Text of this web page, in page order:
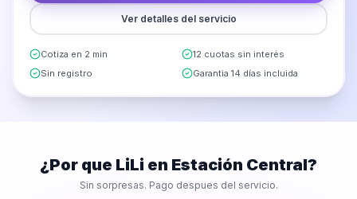
Ver detalles del servicio
Cotiza en 2 min
12 cuotas sin interés
Sin registro
Garantia 14 días incluida
¿Por que LiLi en Estación Central?
Sin sorpresas. Pago despues del servicio.